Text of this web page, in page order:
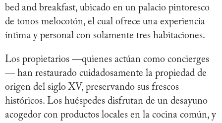
bed and breakfast, ubicado en un palacio pintoresco
de tonos melocotón, el cual ofrece una experiencia
íntima y personal con solamente tres habitaciones.
Los propietarios —quienes actúan como concierges
— han restaurado cuidadosamente la propiedad de
origen del siglo XV, preservando sus frescos
históricos. Los huéspedes disfrutan de un desayuno
acogedor con productos locales en la cocina común, y